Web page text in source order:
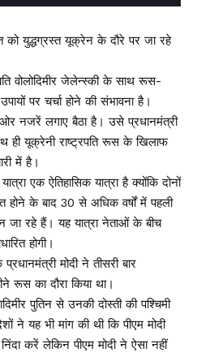
को युद्धग्रस्त यूक्रेन के दौरे पर जा रहे
वोलोदिमीर जेलेन्स्की के साथ रूस-
पर चर्चा होने की संभावना है।
नजरें लगाए बैठा है। उसे प्रधानमंत्री
ही यूक्रेनी राष्ट्रपति रूस के खिलाफ
में है।
एक ऐतिहासिक यात्रा है क्योंकि दोनों
होने के बाद 30 से अधिक वर्षों में पहली
जा रहे हैं। यह यात्रा नेताओं के बीच
होगी।
मोदी ने तीसरी बार
रूस का दौरा किया था।
पुतिन से उनकी दोस्ती की पश्चिमी
ने यह भी मांग की थी कि पीएम मोदी
करें लेकिन पीएम मोदी ने ऐसा नहीं